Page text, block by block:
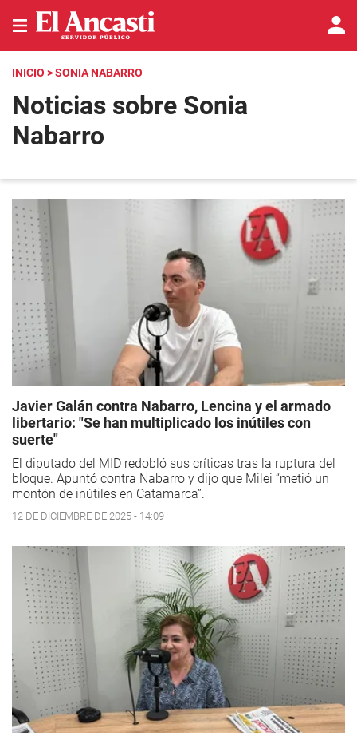
INICIO > SONIA NABARRO
Noticias sobre Sonia
Nabarro
Javier Galán contra Nabarro, Lencina y el armado
libertario: "Se han multiplicado los inútiles con
suerte"
El diputado del MID redobló sus críticas tras la ruptura del
bloque. Apuntó contra Nabarro y dijo que Milei “metió un
montón de inútiles en Catamarca”.
12 DE DICIEMBRE DE 2025 - 14:09